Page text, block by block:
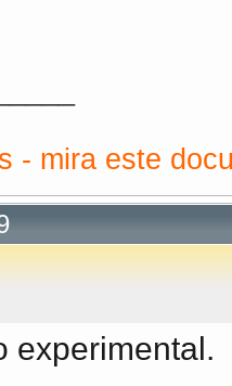
- mira este
experimental.